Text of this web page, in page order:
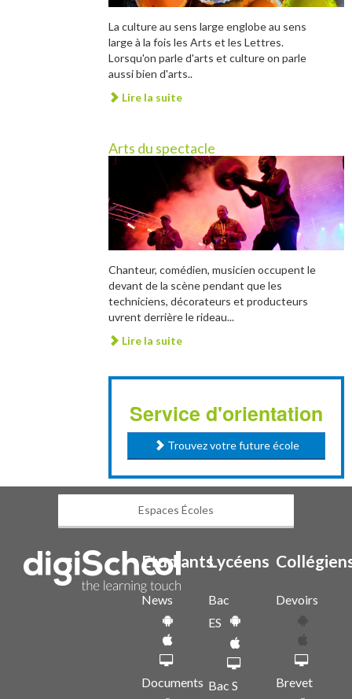
La culture au sens large englobe au sens
large à la fois les Arts et les Lettres.
Lorsqu'on parle d'arts et culture on parle
aussi bien d'arts..
Lire la suite
Arts du spectacle
Chanteur, comédien, musicien occupent le
devant de la scène pendant que les
techniciens, décorateurs et producteurs
uvrent derrière le rideau...
Lire la suite
Service d'orientation
Trouvez votre future école
Espaces Écoles
Etudiants
News
Documents
Lycéens
Bac
ES
Bac S
Devoirs
Brevet